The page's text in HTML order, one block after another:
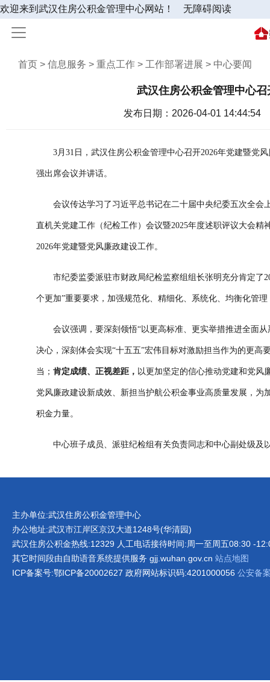
欢迎来到武汉住房公积金管理中心网站！ 无障碍阅读
首页 > 信息服务 > 重点工作 > 工作部署进展 > 中心要闻
武汉住房公积金管理中心
发布日期：2026-04-01 14:44:54
3月31日，武汉住房公积金管理中心召开2026年党建暨党
强出席会议并讲话。
会议传达学习了习近平总书记在二十届中央纪委五次全
直机关党建工作（纪检工作）会议暨2025年度述职评议大会
2026年党建暨党风廉政建设工作。
市纪委监委派驻市财政局纪检监察组组长张明充分肯定了
个更加”重要要求，加强规范化、精细化、系统化、均衡化管
会议强调，要深刻领悟“以更高标准、更实举措推进全面
决心，深刻体会实现“十五五”宏伟目标对激励担当作为的更高
当； 肯定成绩、正视差距， 以更加坚定的信心推动党建和党风
党风廉政建设新成效、新担当护航公积金事业高质量发展，
积金力量。
中心班子成员、派驻纪检组有关负责同志和中心副处级及
主办单位:武汉住房公积金管理中心
办公地址:武汉市江岸区京汉大道1248号(华清园)
武汉住房公积金热线:12329 人工电话接待时间:周一至周五08:30 -
其它时间段由自助语音系统提供服务 gjj.wuhan.gov.cn 站点地图
ICP备案号:鄂ICP备20002627 政府网站标识码:4201000056 公安备